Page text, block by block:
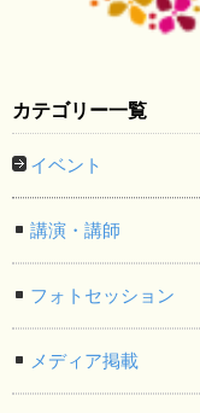
カテゴリー一覧
イベント
講演・講師
フォトセッション
メディア掲載